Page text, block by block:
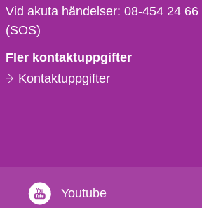
och
e-
Vid akuta händelser:08-454 24 66
(SOS)
Fler kontaktuppgifter
Kontaktuppgifter
Youtube